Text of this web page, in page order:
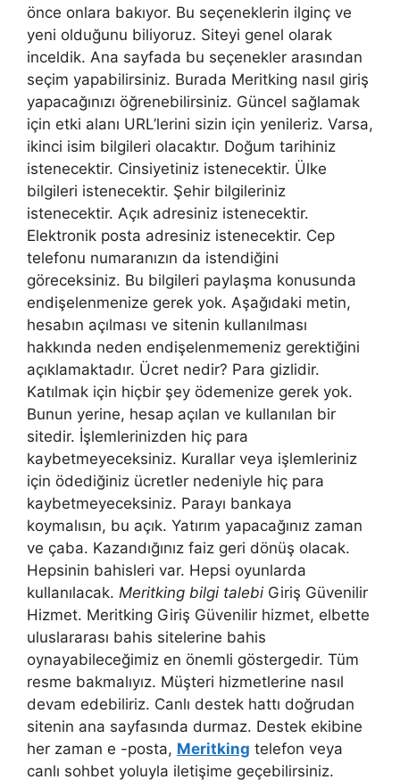
önce onlara bakıyor. Bu seçeneklerin ilginç ve
yeni olduğunu biliyoruz. Siteyi genel olarak
inceldik. Ana sayfada bu seçenekler arasından
seçim yapabilirsiniz. Burada Meritking nasıl giriş
yapacağınızı öğrenebilirsiniz. Güncel sağlamak
için etki alanı URL’lerini sizin için yenileriz. Varsa,
ikinci isim bilgileri olacaktır. Doğum tarihiniz
istenecektir. Cinsiyetiniz istenecektir. Ülke
bilgileri istenecektir. Şehir bilgileriniz
istenecektir. Açık adresiniz istenecektir.
Elektronik posta adresiniz istenecektir. Cep
telefonu numaranızın da istendiğini
göreceksiniz. Bu bilgileri paylaşma konusunda
endişelenmenize gerek yok. Aşağıdaki metin,
hesabın açılması ve sitenin kullanılması
hakkında neden endişelenmemeniz gerektiğini
açıklamaktadır. Ücret nedir? Para gizlidir.
Katılmak için hiçbir şey ödemenize gerek yok.
Bunun yerine, hesap açılan ve kullanılan bir
sitedir. İşlemlerinizden hiç para
kaybetmeyeceksiniz. Kurallar veya işlemleriniz
için ödediğiniz ücretler nedeniyle hiç para
kaybetmeyeceksiniz. Parayı bankaya
koymalısın, bu açık. Yatırım yapacağınız zaman
ve çaba. Kazandığınız faiz geri dönüş olacak.
Hepsinin bahisleri var. Hepsi oyunlarda
kullanılacak. Meritking bilgi talebi Giriş Güvenilir
Hizmet. Meritking Giriş Güvenilir hizmet, elbette
uluslararası bahis sitelerine bahis
oynayabileceğimiz en önemli göstergedir. Tüm
resme bakmalıyız. Müşteri hizmetlerine nasıl
devam edebiliriz. Canlı destek hattı doğrudan
sitenin ana sayfasında durmaz. Destek ekibine
her zaman e -posta, Meritking telefon veya
canlı sohbet yoluyla iletişime geçebilirsiniz.